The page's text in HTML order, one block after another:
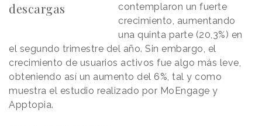
descargas
contemplaron un fuerte
crecimiento, aumentando
una quinta parte (20,3%) en
el segundo trimestre del año. Sin embargo, el
crecimiento de usuarios activos fue algo más leve,
obteniendo así un aumento del 6%, tal y como
muestra el estudio realizado por MoEngage y
Apptopia.